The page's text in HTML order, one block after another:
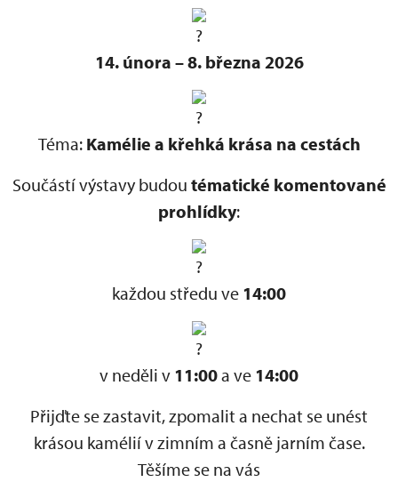
14. února – 8. března 2026
Téma: Kamélie a křehká krása na cestách
Součástí výstavy budou tématické komentované
prohlídky:
každou středu ve 14:00
v neděli v 11:00a ve 14:00
Přijďte se zastavit, zpomalit a nechat se unést
krásou kamélií v zimním a časně jarním čase.
Těšíme se na vás